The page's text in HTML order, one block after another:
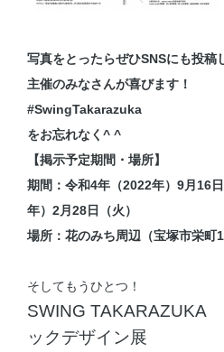
写真をとったらぜひSNSにも投稿
主催のみなさんが喜びます！
#SwingTakarazuka
をお忘れなく^ ^
【掲示予定期間・場所】
期間：令和4年（2022年）9月16
年）2月28日（火）
場所：花のみち周辺（宝塚市栄町1
そしてもうひとつ！
SWING TAKARAZUKA
ックデザイン展